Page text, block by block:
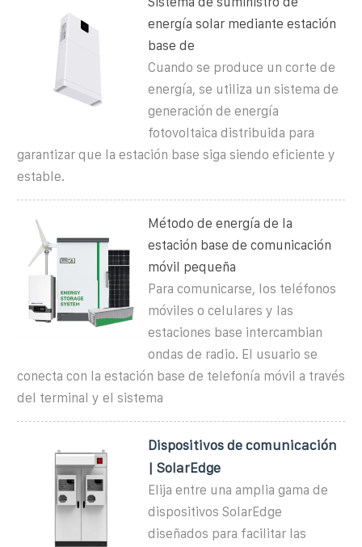
energía solar mediante estación
base de
Cuando se produce un corte de
energía, se utiliza un sistema de
generación de energía
fotovoltaica distribuida para
garantizar que la estación base siga siendo eficiente y
estable.
Método de energía de la
estación base de comunicación
móvil pequeña
Para comunicarse, los teléfonos
móviles o celulares y las
estaciones base intercambian
ondas de radio. El usuario se
conecta con la estación base de telefonía móvil a través
del terminal y el sistema
Dispositivos de comunicación
| SolarEdge
Elija entre una amplia gama de
dispositivos SolarEdge
diseñados para facilitar las